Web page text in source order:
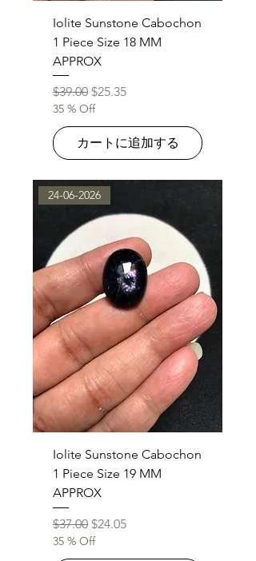
Iolite Sunstone Cabochon
1 Piece Size 18 MM
APPROX
通常価格
$39.00 セール価格
$25.35
35 % Off
カートに追加する
24-06-2026
Iolite Sunstone Cabochon
1 Piece Size 19 MM
APPROX
通常価格
$37.00 セール価格
$24.05
35 % Off